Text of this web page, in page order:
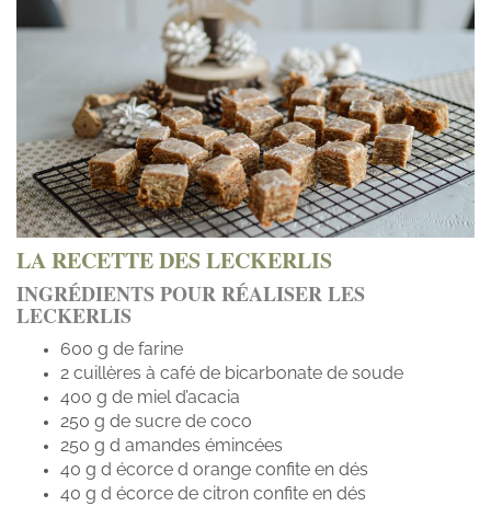
LA RECETTE DES LECKERLIS
INGRÉDIENTS POUR RÉALISER LES
LECKERLIS
600 g de farine
2 cuillères à café de bicarbonate de soude
400 g de miel d’acacia
250 g de sucre de coco
250 g d amandes émincées
40 g d écorce d orange confite en dés
40 g d écorce de citron confite en dés